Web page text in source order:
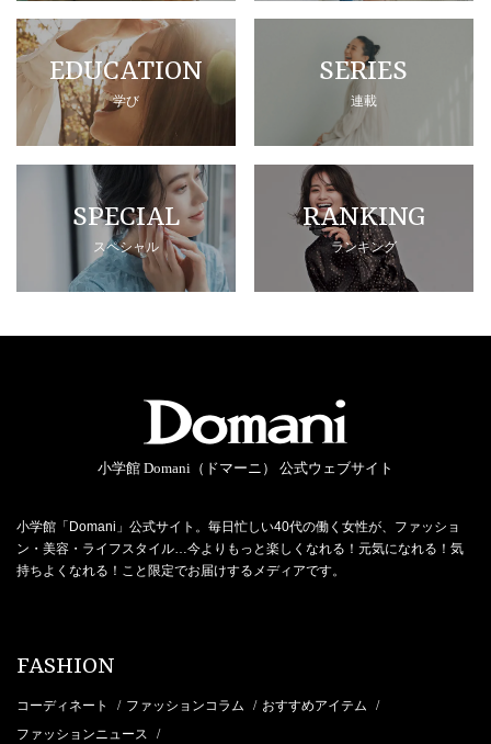
EDUCATION
学び
SERIES
連載
SPECIAL
スペシャル
RANKING
ランキング
小学館 Domani（ドマーニ） 公式ウェブサイト
小学館「Domani」公式サイト。毎日忙しい40代の働く女性が、ファッショ
ン・美容・ライフスタイル…今よりもっと楽しくなれる！元気になれる！気
持ちよくなれる！こと限定でお届けするメディアです。
FASHION
コーディネート / ファッションコラム / おすすめアイテム /
ファッションニュース /